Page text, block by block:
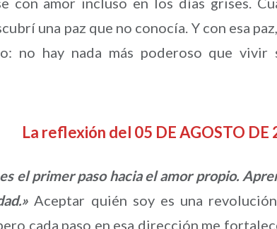
una paz que no conocía. Y con esa
no hay nada más poderoso que
La reflexión del 05 DE AGOSTO DE
el primer paso hacia el amor propio.
Aceptar quién soy es una
cada paso en esa dirección me